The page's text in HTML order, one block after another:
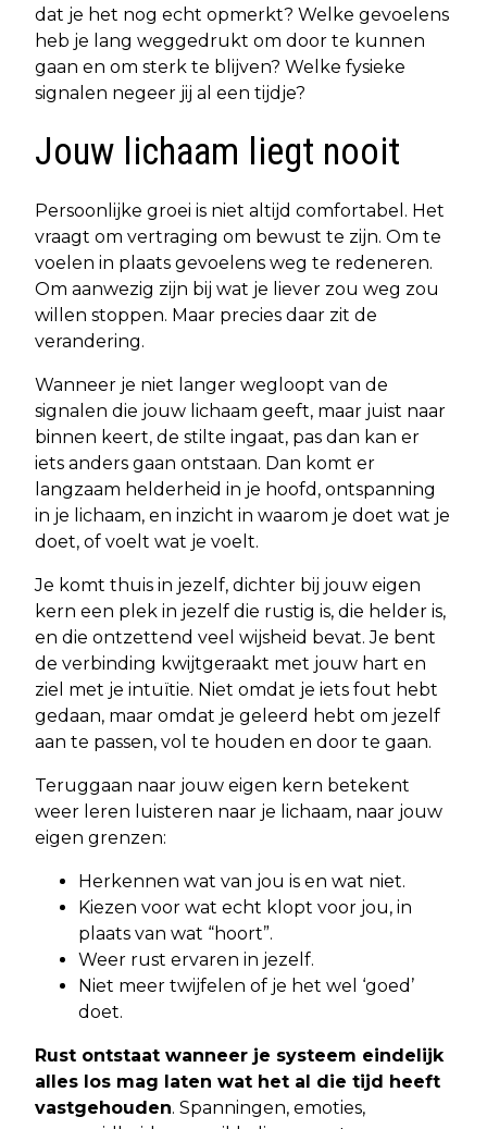
dat je het nog echt opmerkt? Welke gevoelens
heb je lang weggedrukt om door te kunnen
gaan en om sterk te blijven? Welke fysieke
signalen negeer jij al een tijdje?
Jouw lichaam liegt nooit
Persoonlijke groei is niet altijd comfortabel. Het
vraagt om vertraging om bewust te zijn. Om te
voelen in plaats gevoelens weg te redeneren.
Om aanwezig zijn bij wat je liever zou weg zou
willen stoppen. Maar precies daar zit de
verandering.
Wanneer je niet langer wegloopt van de
signalen die jouw lichaam geeft, maar juist naar
binnen keert, de stilte ingaat, pas dan kan er
iets anders gaan ontstaan. Dan komt er
langzaam helderheid in je hoofd, ontspanning
in je lichaam, en inzicht in waarom je doet wat je
doet, of voelt wat je voelt.
Je komt thuis in jezelf, dichter bij jouw eigen
kern een plek in jezelf die rustig is, die helder is,
en die ontzettend veel wijsheid bevat. Je bent
de verbinding kwijtgeraakt met jouw hart en
ziel met je intuïtie. Niet omdat je iets fout hebt
gedaan, maar omdat je geleerd hebt om jezelf
aan te passen, vol te houden en door te gaan.
Teruggaan naar jouw eigen kern betekent
weer leren luisteren naar je lichaam, naar jouw
eigen grenzen:
Herkennen wat van jou is en wat niet.
Kiezen voor wat echt klopt voor jou, in
plaats van wat “hoort”.
Weer rust ervaren in jezelf.
Niet meer twijfelen of je het wel ‘goed’
doet.
Rust ontstaat wanneer je systeem eindelijk
alles los mag laten wat het al die tijd heeft
vastgehouden. Spanningen, emoties,